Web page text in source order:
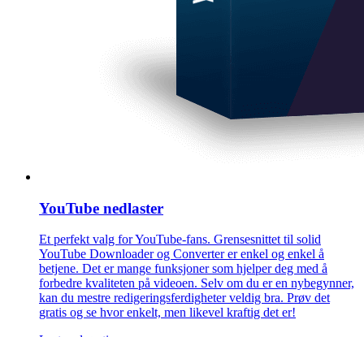
YouTube nedlaster
Et perfekt valg for YouTube-fans. Grensesnittet til solid
YouTube Downloader og Converter er enkel og enkel å
betjene. Det er mange funksjoner som hjelper deg med å
forbedre kvaliteten på videoen. Selv om du er en nybegynner,
kan du mestre redigeringsferdigheter veldig bra. Prøv det
gratis og se hvor enkelt, men likevel kraftig det er!